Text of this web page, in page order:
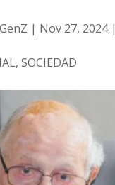
| Nov 27, 2024|
, SOCIEDAD